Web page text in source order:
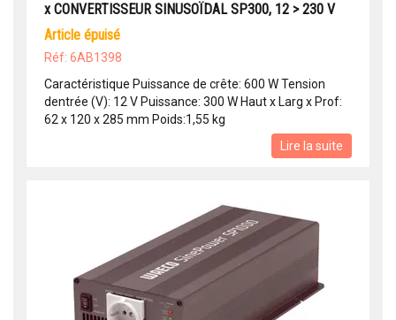
x CONVERTISSEUR SINUSOÏDAL SP300, 12 > 230 V
article épuisé
Réf: 6AB1398
Caractéristique Puissance de crête: 600 W Tension
dentrée (V): 12 V Puissance: 300 W Haut x Larg x Prof:
62 x 120 x 285 mm Poids:1,55 kg
Lire la suite